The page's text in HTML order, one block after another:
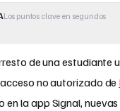
Los puntos clave en segundos
de una estudiante
no autorizado de
en la app Signal,